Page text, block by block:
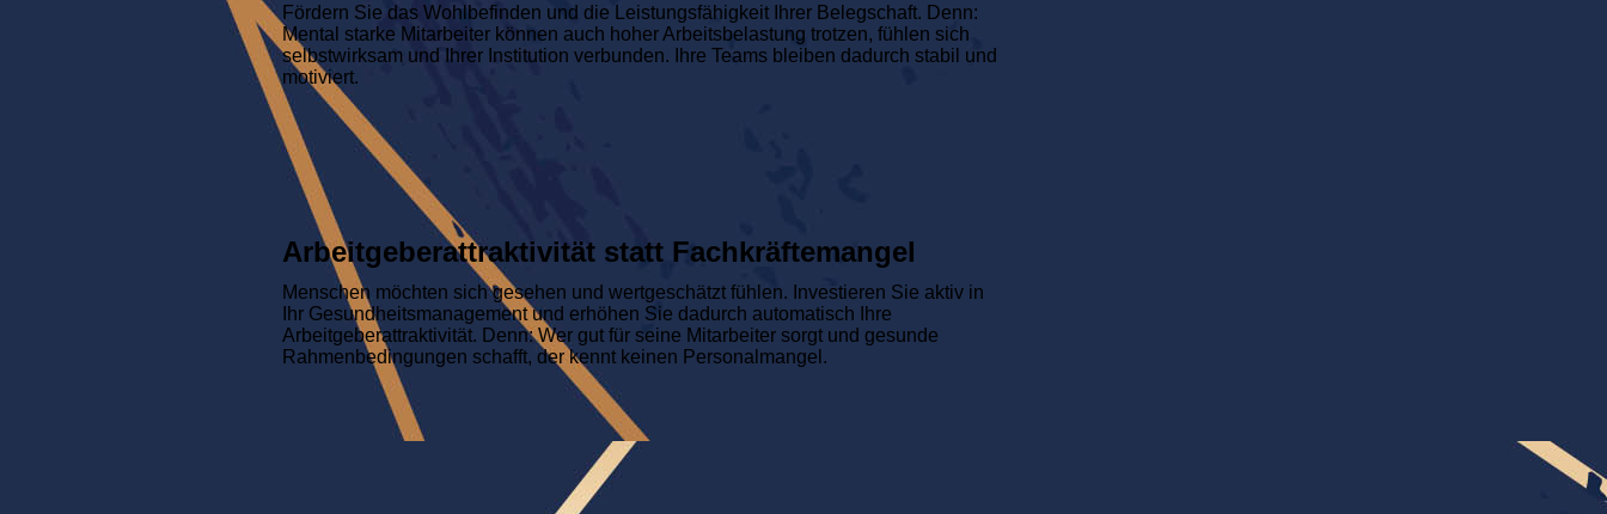
Fördern Sie das Wohlbefinden und die Leistungsfähigkeit Ihrer Belegschaft. Denn:
Mental starke Mitarbeiter können auch hoher Arbeitsbelastung trotzen, fühlen sich
selbstwirksam und Ihrer Institution verbunden. Ihre Teams bleiben dadurch stabil und
motiviert.
Arbeitgeberattraktivität statt Fachkräftemangel
Menschen möchten sich gesehen und wertgeschätzt fühlen. Investieren Sie aktiv in
Ihr Gesundheitsmanagement und erhöhen Sie dadurch automatisch Ihre
Arbeitgeberattraktivität. Denn: Wer gut für seine Mitarbeiter sorgt und gesunde
Rahmenbedingungen schafft, der kennt keinen Personalmangel.